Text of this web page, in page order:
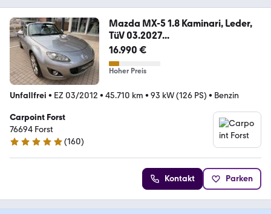
Mazda MX-5 1.8 Kaminari, Leder,
TüV 03.2027...
16.990 €
Hoher Preis
Unfallfrei • EZ 03/2012 • 45.710 km • 93 kW (126 PS) • Benzin
Carpoint Forst
76694 Forst
4.8 Sterne
(160)
Kontakt Parken